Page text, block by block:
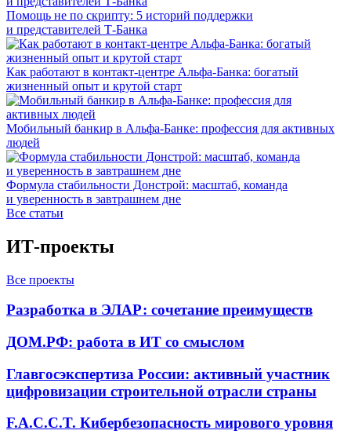
Помощь не по скрипту: 5 историй поддержки
и представителей Т-Банка
Как работают в контакт-центре Альфа-Банка: богатый
жизненный опыт и крутой старт
Мобильный банкир в Альфа-Банке: профессия для активных
людей
Формула стабильности Донстрой: масштаб, команда
и уверенность в завтрашнем дне
Все статьи
ИТ-проекты
Все проекты
Разработка в ЭЛАР: сочетание преимуществ
ДОМ.РФ: работа в ИТ со смыслом
Главгосэкспертиза России: активный участник
цифровизации строительной отрасли страны
F.A.C.C.T. Кибербезопасность мирового уровня